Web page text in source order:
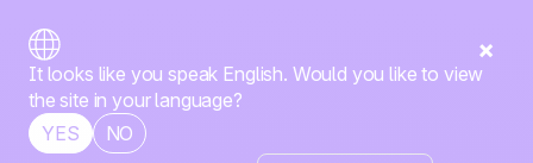
It looks like you speak English. Would you like to view
the site in your language?
YES
NO